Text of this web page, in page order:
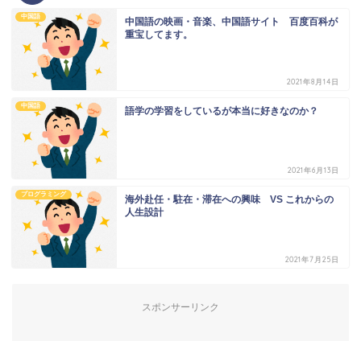
中国語
中国語の映画・音楽、中国語サイト 百度百科が
重宝してます。
2021年8月14日
中国語 語学の学習をしているが本当に好きなのか？
2021年6月13日
プログラミング
海外赴任・駐在・滞在への興味 VS これからの
人生設計
2021年7月25日
スポンサーリンク